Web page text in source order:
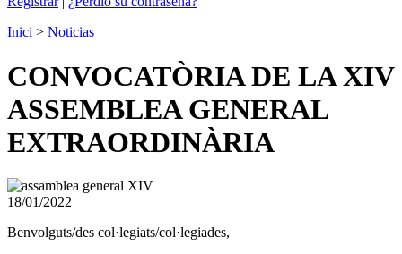
Inici > Noticias
CONVOCATÒRIA DE LA XIV
ASSEMBLEA GENERAL
EXTRAORDINÀRIA
18/01/2022
Benvolguts/des col·legiats/col·legiades,